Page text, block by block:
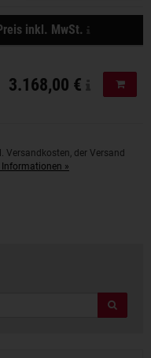
inkl. MwSt.
Aktionen
3.168,00 €
Versandkosten, der Versand
Informationen »